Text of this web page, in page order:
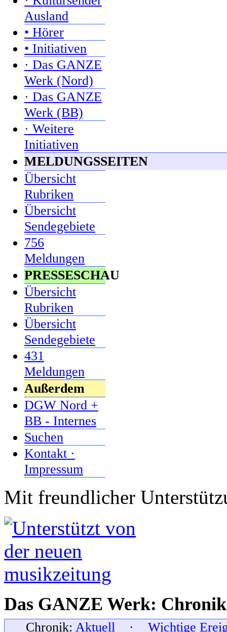
Ausland
• Hörer
• Initiativen
· Das GANZE
Werk (Nord)
· Das GANZE
Werk (BB)
· Weitere
Initiativen
MELDUNGSSEITEN
Übersicht
Rubriken
Übersicht
Sendegebiete
756
Meldungen
PRESSESCHAU
Übersicht
Rubriken
Übersicht
Sendegebiete
431
Meldungen
Außerdem
DGW Nord +
BB - Internes
Suchen
Kontakt ·
Impressum
Mit freundlicher
Das GANZE Werk:
Chronik: Aktuell · Wichtige